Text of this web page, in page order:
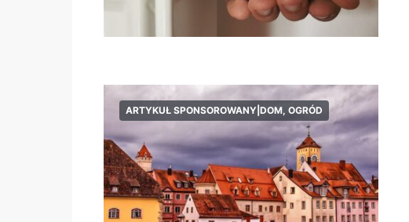
ARTYKUŁ SPONSOROWANY|DOM, OGRÓD